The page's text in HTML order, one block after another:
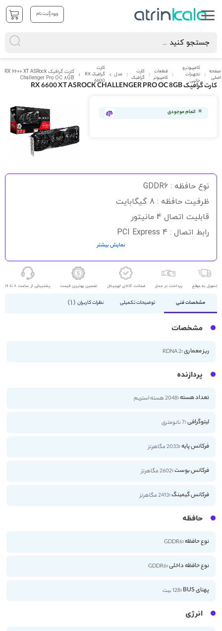
ورود|ثبت نام
صفحه
اصلی
کامپیوتر و
تجهیزات
جانبی
قطعات
کامپیوتر
کارت
گرافیک
مدل
کارت
گرافیک RX
6600
کارت گرافیک RX 6600 XT ASRock
Challenger Pro OC 8GB
کارت گرافیک RX 6600 XT ASROCK CHALLENGER PRO OC 8GB
گالری
تصاویر
اتمام موجودی
نوع حافظه : GDDR6
ظرفیت حافظه : 8 گیگابایت
قابلیت اتصال 4 مانیتور
رابط اتصال : PCI Express 4
نمایش بیشتر
تحویل به موقع پرداخت در محل ضمانت کالای اورجینال تضمین بهترین قیمت پشتیبانی از ساعت 8 تا 19
مشخصات فنی توضیحات تکمیلی نظرات کاربران 1
مشخصات
ریز معماری :RDNA 2
پردازنده
تعداد هسته :2048 هسته استریم
لیتوگرافی :7 نانومتری
فرکانس پایه :2033 مگاهرتز
فرکانس بوست :2602 مگاهرتز
فرکانس گیمینگ :2413 مگاهرتز
حافظه
نوع حافظه :GDDR6
نوع حافظه داخلی :GDDR6
پهنای BUS : 128 بیت
انرژی